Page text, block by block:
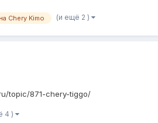
Chery Kimo (и ещё 2 )
topic/871-chery-tiggo/
4 )